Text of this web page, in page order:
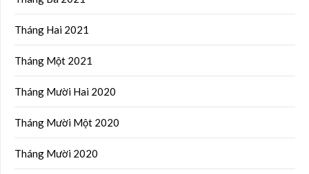
Tháng Hai 2021
Tháng Một 2021
Tháng Mười Hai 2020
Tháng Mười Một 2020
Tháng Mười 2020